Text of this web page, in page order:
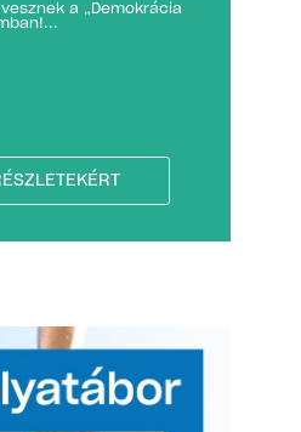
a „Demokrácia